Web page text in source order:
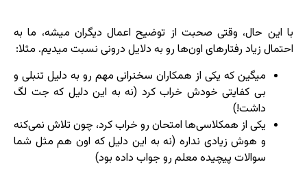
با این حال، وقتی صحبت از توضیح اعمال دیگران میشه، ما به
احتمال زیاد رفتارهای اون‌ها رو به دلایل درونی نسبت میدیم. مثلا:
میگین که یکی از همکاران سخنرانی مهم رو به دلیل تنبلی و
بی کفایتی خودش خراب کرد (نه به این دلیل که جت لگ
داشت!)
یکی از همکلاسی‌ها امتحان رو خراب کرد، چون تلاش نمی‌کنه
و هوش زیادی نداره (نه به این دلیل که اون هم مثل شما
سوالات پیچیده معلم رو جواب داده بود)